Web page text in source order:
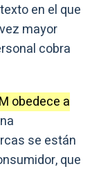
en el que
mayor
cobra
obedece a
se están
que